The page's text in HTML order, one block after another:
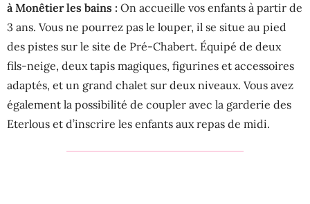
à Monêtier les bains : On accueille vos enfants à partir de
3 ans. Vous ne pourrez pas le louper, il se situe au pied
des pistes sur le site de Pré-Chabert. Équipé de deux
fils-neige, deux tapis magiques, figurines et accessoires
adaptés, et un grand chalet sur deux niveaux. Vous avez
également la possibilité de coupler avec la garderie des
Eterlous et d’inscrire les enfants aux repas de midi.